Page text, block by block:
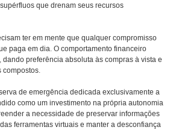
que drenam seus recursos
ter em mente que qualquer compromisso
paga em dia. O comportamento financeiro
preferência absoluta às compras à vista e
compostos.
de emergência dedicada exclusivamente a
como um investimento na própria autonomia
a necessidade de preservar informações
ferramentas virtuais e manter a desconfiança